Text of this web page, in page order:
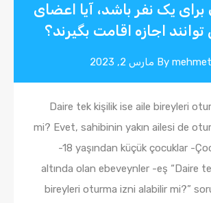
برای یک نفر باشد، آیا اعضای
اجازه اقامت بگیرند؟
By mehmet مارس 2, 2023
Daire tek kişilik ise aile bireyleri
mi? Evet, sahibinin yakın ailesi de
-18 yaşından küçük çocuklar -
altında olan ebeveynler -eş “Daire
bireyleri oturma izni alabilir mi?”